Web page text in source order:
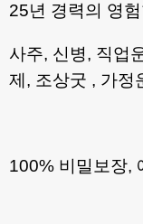
25년 경력의 영
사주, 신병, 직업
제, 조상굿 , 가정
100% 비밀보장,